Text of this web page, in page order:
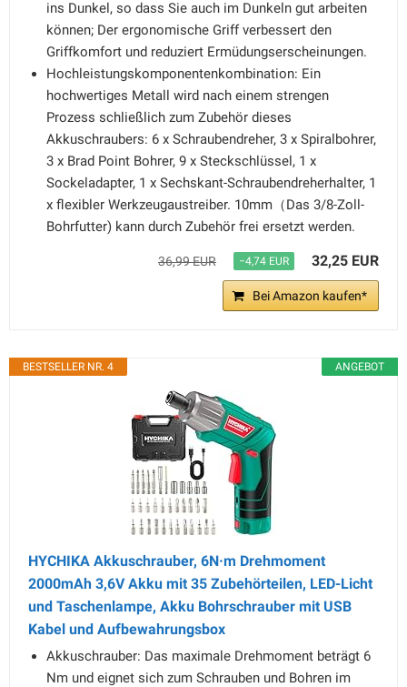
ins Dunkel, so dass Sie auch im Dunkeln gut arbeiten
können; Der ergonomische Griff verbessert den
Griffkomfort und reduziert Ermüdungserscheinungen.
Hochleistungskomponentenkombination: Ein
hochwertiges Metall wird nach einem strengen
Prozess schließlich zum Zubehör dieses
Akkuschraubers: 6 x Schraubendreher, 3 x Spiralbohrer,
3 x Brad Point Bohrer, 9 x Steckschlüssel, 1 x
Sockeladapter, 1 x Sechskant-Schraubendreherhalter, 1
x flexibler Werkzeugaustreiber. 10mm（Das 3/8-Zoll-
Bohrfutter) kann durch Zubehör frei ersetzt werden.
36,99 EUR −4,74 EUR 32,25 EUR
Bei Amazon kaufen*
ANGEBOT
BESTSELLER NR. 4
HYCHIKA Akkuschrauber, 6N·m Drehmoment
2000mAh 3,6V Akku mit 35 Zubehörteilen, LED-Licht
und Taschenlampe, Akku Bohrschrauber mit USB
Kabel und Aufbewahrungsbox
Akkuschrauber: Das maximale Drehmoment beträgt 6
Nm und eignet sich zum Schrauben und Bohren im